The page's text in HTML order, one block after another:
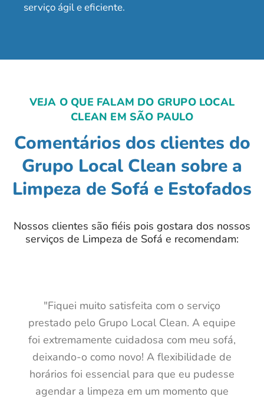
serviço ágil e eficiente.
VEJA O QUE FALAM DO GRUPO LOCAL
CLEAN EM SÃO PAULO
Comentários dos clientes do
Grupo Local Clean sobre a
Limpeza de Sofá e Estofados
Nossos clientes são fiéis pois gostara dos nossos
serviços de Limpeza de Sofá e recomendam:
"Fiquei muito satisfeita com o serviço
prestado pelo Grupo Local Clean. A equipe
foi extremamente cuidadosa com meu sofá,
deixando-o como novo! A flexibilidade de
horários foi essencial para que eu pudesse
agendar a limpeza em um momento que